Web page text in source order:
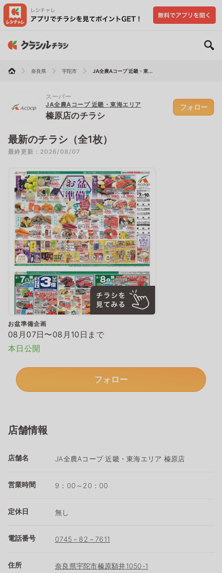
奈良県 宇陀市 JA全農Aコープ 近畿・東...
スーパー
JA全農Aコープ 近畿・東海エリア
榛原店のチラシ
フォロー
最新のチラシ（全1枚）
最終更新：2026/08/07
お盆準備企画
08月07日〜08月10日まで
本日公開
フォロー
店舗情報
店舗名 JA全農Aコープ 近畿・東海エリア 榛原店
営業時間 9：00～20：00
定休日 無し
電話番号 0745－82－7611
住所 奈良県宇陀市榛原額井1050-1